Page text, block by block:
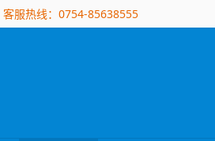
客服热线：0754-85638555